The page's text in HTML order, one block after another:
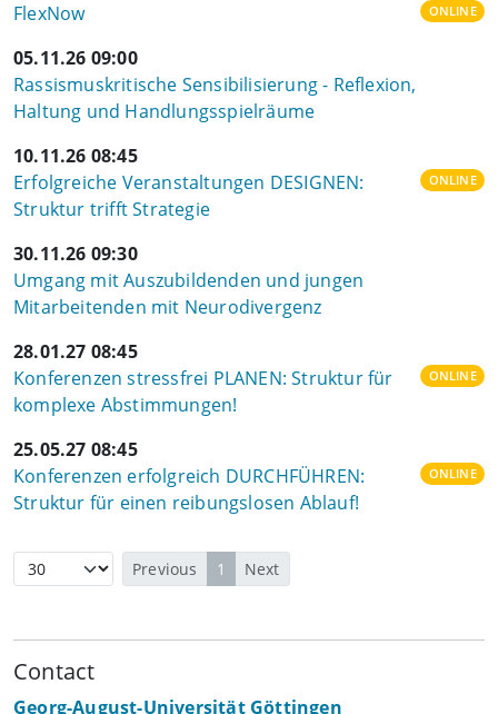
FlexNow
ONLINE
05.11.26 09:00
Rassismuskritische Sensibilisierung - Reflexion,
Haltung und Handlungsspielräume
10.11.26 08:45
Erfolgreiche Veranstaltungen DESIGNEN:
Struktur trifft Strategie
ONLINE
30.11.26 09:30
Umgang mit Auszubildenden und jungen
Mitarbeitenden mit Neurodivergenz
28.01.27 08:45
Konferenzen stressfrei PLANEN: Struktur für
komplexe Abstimmungen!
ONLINE
25.05.27 08:45
Konferenzen erfolgreich DURCHFÜHREN:
Struktur für einen reibungslosen Ablauf!
ONLINE
Previous 1 Next
Contact
Georg-August-Universität Göttingen